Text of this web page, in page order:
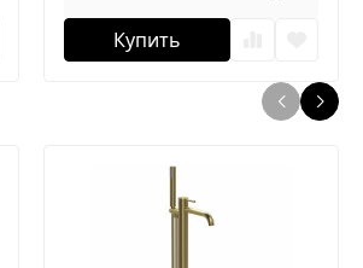
Купить